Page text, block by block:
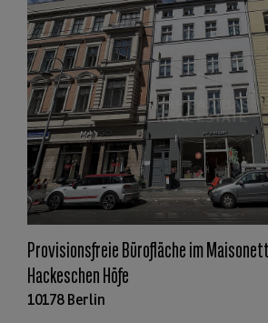
Provisionsfreie Bürofläche im
Hackeschen Höfe
10178 Berlin